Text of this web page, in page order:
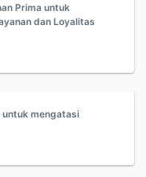
Prima untuk
dan Loyalitas
untuk mengatasi